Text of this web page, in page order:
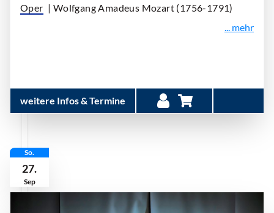
Oper | Wolfgang Amadeus Mozart (1756-1791)
... mehr
weitere Infos & Termine
So.
27.
Sep